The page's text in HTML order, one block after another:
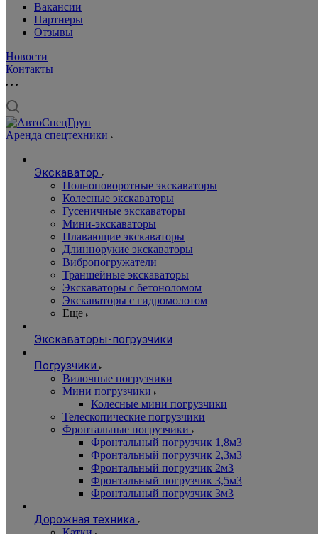
Вакансии
Партнеры
Отзывы
Новости
Контакты
Аренда спецтехники
Экскаватор
Полноповоротные экскаваторы
Колесные экскаваторы
Гусеничные экскаваторы
Мини-экскаваторы
Плавающие экскаваторы
Длиннорукие экскаваторы
Вибропогружатели
Траншейные экскаваторы
Экскаваторы с бетоноломом
Экскаваторы с гидромолотом
Еще
Экскаваторы-погрузчики
Погрузчики
Вилочные погрузчики
Мини погрузчики
Колесные мини погрузчики
Телескопические погрузчики
Фронтальные погрузчики
Фронтальный погрузчик 1,8м3
Фронтальный погрузчик 2,3м3
Фронтальный погрузчик 2м3
Фронтальный погрузчик 3,5м3
Фронтальный погрузчик 3м3
Дорожная техника